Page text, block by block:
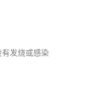
有发烧或感染